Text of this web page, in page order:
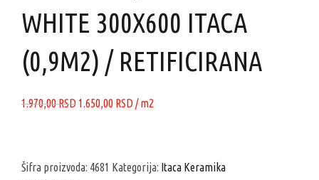
WHITE 300X600 ITACA
(0,9M2) / RETIFICIRANA
1.970,00RSD Originalna
1.970,00 RSD.
1.650,00 RSDTrenutna
/ m2
Šifra proizvoda: 4681 Kategorija: Itaca Keramika